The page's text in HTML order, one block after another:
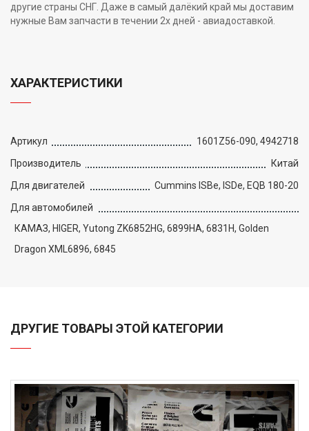
другие страны СНГ. Даже в самый далёкий край мы доставим
нужные Вам запчасти в течении 2х дней - авиадоставкой.
ХАРАКТЕРИСТИКИ
Артикул
1601Z56-090, 4942718
Производитель
Китай
Для двигателей
Cummins ISBe, ISDe, EQB 180-20
Для автомобилей
КАМАЗ, HIGER, Yutong ZK6852HG, 6899HA, 6831H, Golden
Dragon XML6896, 6845
ДРУГИЕ ТОВАРЫ ЭТОЙ КАТЕГОРИИ